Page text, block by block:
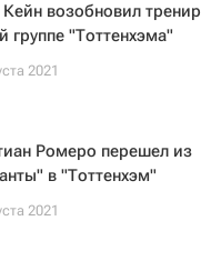
возобновил
группе "Тоттенхэма"
2021
Ромеро перешел из
в "Тоттенхэм"
2021